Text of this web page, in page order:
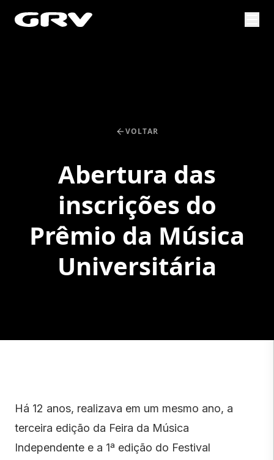
VOLTAR
Abertura das
inscrições do
Prêmio da Música
Universitária
Há 12 anos, realizava em um mesmo ano, a
terceira edição da Feira da Música
Independente e a 1ª edição do Festival